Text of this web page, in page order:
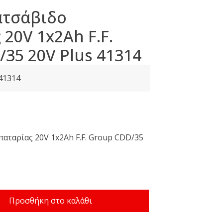
1x2Ah F.F.
20V Plus 41314
20V 1x2Ah F.F. Group CDD/35
Προσθήκη στο καλάθι